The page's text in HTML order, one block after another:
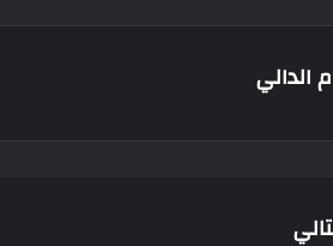
الدالي